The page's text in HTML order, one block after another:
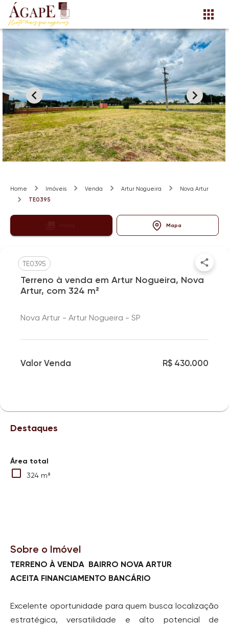
Home Imóveis Venda Artur Nogueira
Nova Artur
TE0395
Mapa
TE0395
Terreno à venda em Artur Nogueira, Nova
Artur, com 324 m²
Nova Artur - Artur Nogueira - SP
Valor Venda R$ 430.000
Destaques
Área total
324 m²
Sobre o Imóvel
TERRENO À VENDA BAIRRO NOVA ARTUR
ACEITA FINANCIAMENTO BANCÁRIO
Excelente oportunidade para quem busca localização
estratégica, versatilidade e alto
potencial de